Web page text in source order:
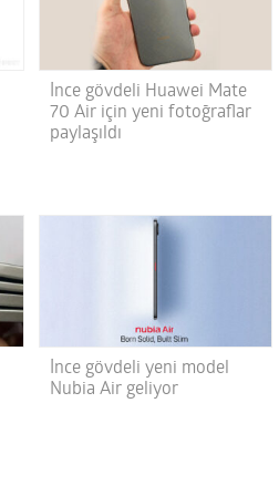
İnce gövdeli Huawei Mate
70 Air için yeni fotoğraflar
paylaşıldı
İnce gövdeli yeni model
Nubia Air geliyor